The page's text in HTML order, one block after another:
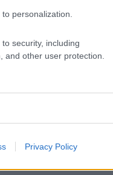
personalization.
security, including
and other user protection.
Privacy Policy
Πιερία:
Τι απαντά ο
- Τι συνέβη